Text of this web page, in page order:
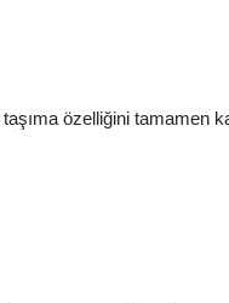
özelliğini tamamen